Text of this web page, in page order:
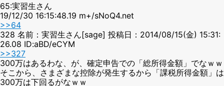
65:実習生さん
19/12/30 16:15:48.19 m+/sNoQ4.net
>>64
328 名前：実習生さん[sage] 投稿日：2014/08/15(金) 15:31:
26.08 ID:aBD/eCYM
>>327
300万はあるわな、が、確定申告での「総所得金額」でなｗｗ
そこから、さまざまな控除が発生するから「課税所得金額」は
300万は下回るがなｗｗ